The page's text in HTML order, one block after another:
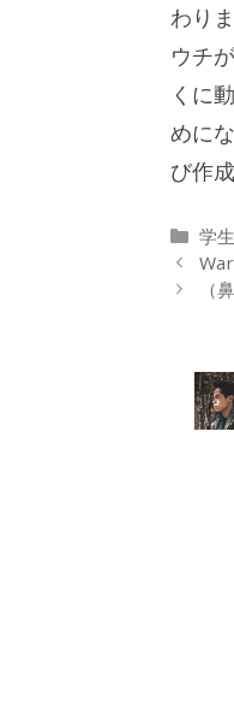
わり
ウチ
くに
めに
び作
カ
テ
ゴ
学生
（